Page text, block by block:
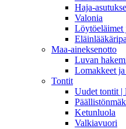
Haja-
Valonia
Löytöeläimet
Maa-aineksenotto
Luvan
Lomakkeet
Tontit
Uudet tontit |
Ketunluola
Valkiavuori